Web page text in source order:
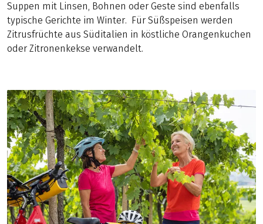
Suppen mit Linsen, Bohnen oder Geste sind ebenfalls
typische Gerichte im Winter. Für Süßspeisen werden
Zitrusfrüchte aus Süditalien in köstliche Orangenkuchen
oder Zitronenkekse verwandelt.